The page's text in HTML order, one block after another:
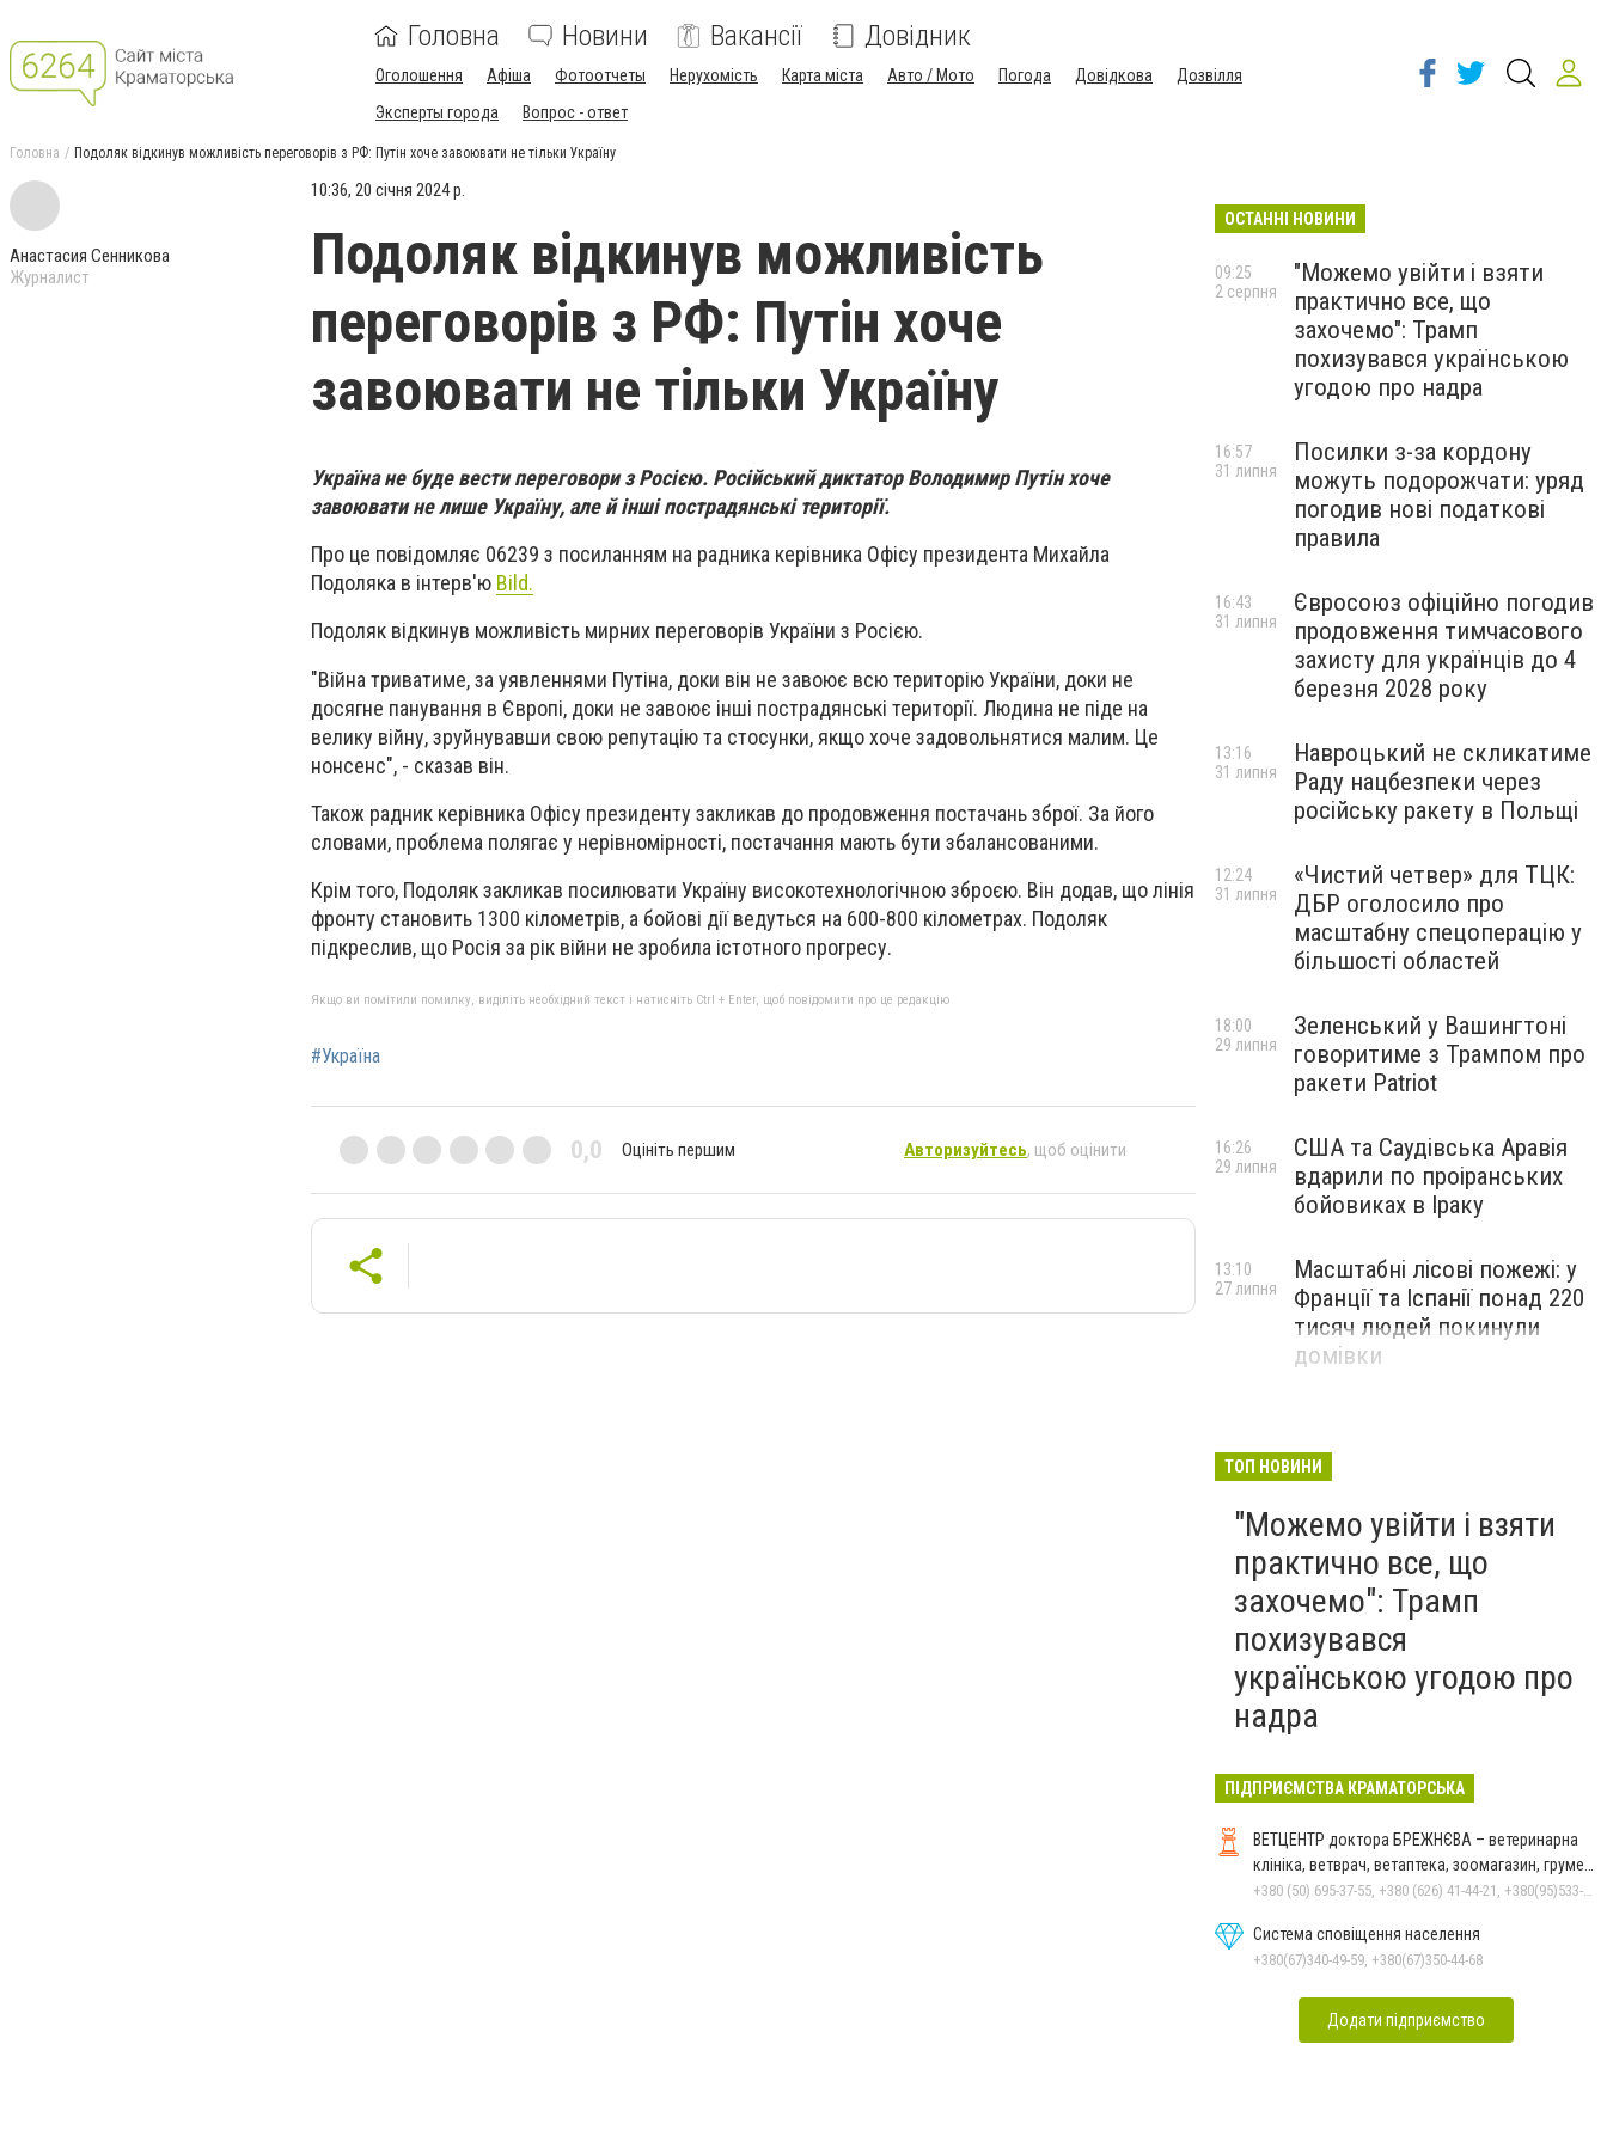
Головна Новини Вакансії Довідник
Оголошення Афіша Фотоотчеты Нерухомість Карта міста Авто / Мото Погода Довідкова
Дозвілля
Эксперты города
Вопрос - ответ
Головна Подоляк відкинув можливість переговорів з РФ: Путін хоче завоювати не тільки Україну
Анастасия Сенникова
Журналист
10:36, 20 січня 2024 р.
Подоляк відкинув можливість
переговорів з РФ: Путін хоче
завоювати не тільки Україну
Україна не буде вести переговори з Росією. Російський диктатор Володимир Путін хоче
завоювати не лише Україну, але й інші пострадянські території.
Про це повідомляє 06239 з посиланням на радника керівника Офісу президента Михайла
Подоляка в інтерв'ю Bild.
Подоляк відкинув можливість мирних переговорів України з Росією.
"Війна триватиме, за уявленнями Путіна, доки він не завоює всю територію України, доки не
досягне панування в Європі, доки не завоює інші пострадянські території. Людина не піде на
велику війну, зруйнувавши свою репутацію та стосунки, якщо хоче задовольнятися малим. Це
нонсенс", - сказав він.
Також радник керівника Офісу президенту закликав до продовження постачань зброї. За його
словами, проблема полягає у нерівномірності, постачання мають бути збалансованими.
Крім того, Подоляк закликав посилювати Україну високотехнологічною зброєю. Він додав, що лінія
фронту становить 1300 кілометрів, а бойові дії ведуться на 600-800 кілометрах. Подоляк
підкреслив, що Росія за рік війни не зробила істотного прогресу.
Якщо ви помітили помилку, виділіть необхідний текст і натисніть Ctrl + Enter, щоб повідомити про це редакцію
#Україна
0,0 Оцініть першим Авторизуйтесь, щоб оцінити
ОСТАННІ НОВИНИ
"Можемо увійти і взяти
практично все, що
захочемо": Трамп
похизувався українською
угодою про надра
09:25
2 серпня
Посилки з-за кордону
можуть подорожчати: уряд
погодив нові податкові
правила
16:57
31 липня
Євросоюз офіційно погодив
продовження тимчасового
захисту для українців до 4
березня 2028 року
16:43
31 липня
Навроцький не скликатиме
Раду нацбезпеки через
російську ракету в Польщі
13:16
31 липня
«Чистий четвер» для ТЦК:
ДБР оголосило про
масштабну спецоперацію у
більшості областей
12:24
31 липня
Зеленський у Вашингтоні
говоритиме з Трампом про
ракети Patriot
18:00
29 липня
США та Саудівська Аравія
вдарили по проіранських
бойовиках в Іраку
16:26
29 липня
Масштабні лісові пожежі: у
Франції та Іспанії понад 220
тисяч людей покинули
домівки
13:10
27 липня
ТОП НОВИНИ
"Можемо увійти і взяти
практично все, що
захочемо": Трамп
похизувався
українською угодою про
надра
ПІДПРИЄМСТВА КРАМАТОРСЬКА
ВЕТЦЕНТР доктора БРЕЖНЄВА – ветеринарна
клініка, ветврач, ветаптека, зоомагазин, грумер,
стрижки.
+380 (50) 695-37-55, +380 (626) 41-44-21, +380(95)533-90-03
Система сповіщення населення
+380(67)340-49-59, +380(67)350-44-68
Додати підприємство